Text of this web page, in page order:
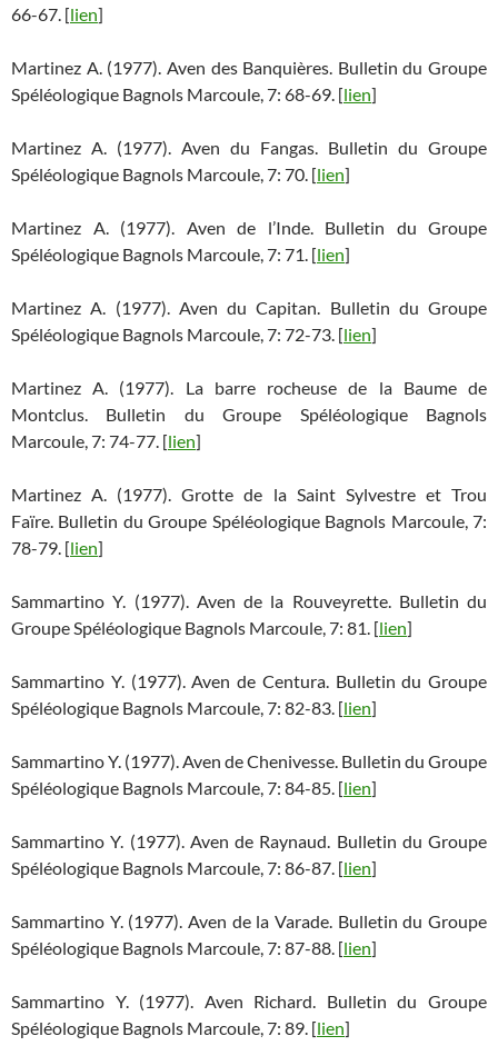
66-67. [lien]
Martinez A. (1977). Aven des Banquières. Bulletin du Groupe
Spéléologique Bagnols Marcoule, 7: 68-69. [lien]
Martinez A. (1977). Aven du Fangas. Bulletin du Groupe
Spéléologique Bagnols Marcoule, 7: 70. [lien]
Martinez A. (1977). Aven de l’Inde. Bulletin du Groupe
Spéléologique Bagnols Marcoule, 7: 71. [lien]
Martinez A. (1977). Aven du Capitan. Bulletin du Groupe
Spéléologique Bagnols Marcoule, 7: 72-73. [lien]
Martinez A. (1977). La barre rocheuse de la Baume de
Montclus. Bulletin du Groupe Spéléologique Bagnols
Marcoule, 7: 74-77. [lien]
Martinez A. (1977). Grotte de la Saint Sylvestre et Trou
Faïre. Bulletin du Groupe Spéléologique Bagnols Marcoule, 7:
78-79. [lien]
Sammartino Y. (1977). Aven de la Rouveyrette. Bulletin du
Groupe Spéléologique Bagnols Marcoule, 7: 81. [lien]
Sammartino Y. (1977). Aven de Centura. Bulletin du Groupe
Spéléologique Bagnols Marcoule, 7: 82-83. [lien]
Sammartino Y. (1977). Aven de Chenivesse. Bulletin du Groupe
Spéléologique Bagnols Marcoule, 7: 84-85. [lien]
Sammartino Y. (1977). Aven de Raynaud. Bulletin du Groupe
Spéléologique Bagnols Marcoule, 7: 86-87. [lien]
Sammartino Y. (1977). Aven de la Varade. Bulletin du Groupe
Spéléologique Bagnols Marcoule, 7: 87-88. [lien]
Sammartino Y. (1977). Aven Richard. Bulletin du Groupe
Spéléologique Bagnols Marcoule, 7: 89. [lien]